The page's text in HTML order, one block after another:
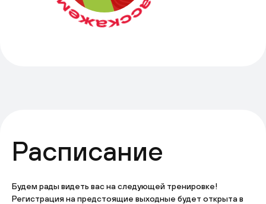
Расписание
Будем рады видеть вас на следующей тренировке!
Регистрация на предстоящие выходные будет открыта в